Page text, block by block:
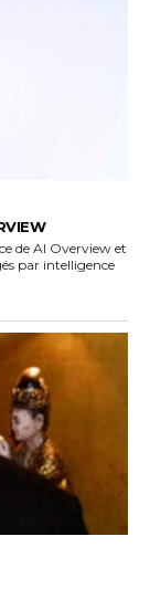
de AI Overview et
par intelligence